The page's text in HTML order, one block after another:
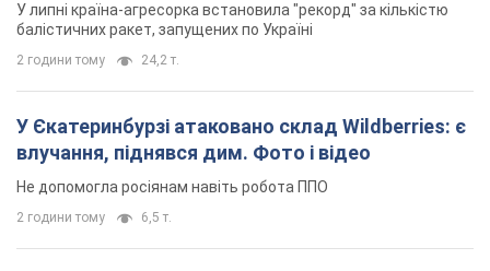
У липні країна-агресорка встановила "рекорд" за кількістю
балістичних ракет, запущених по Україні
2 години тому 24,2 т.
У Єкатеринбурзі атаковано склад Wildberries: є
влучання, піднявся дим. Фото і відео
Не допомогла росіянам навіть робота ППО
2 години тому 6,5 т.